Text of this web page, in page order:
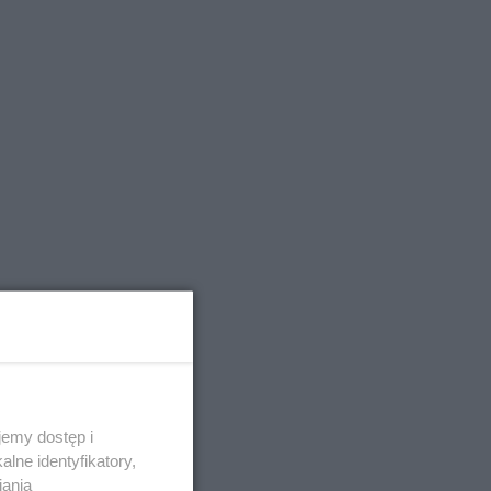
dostęp i
identyfikatory,